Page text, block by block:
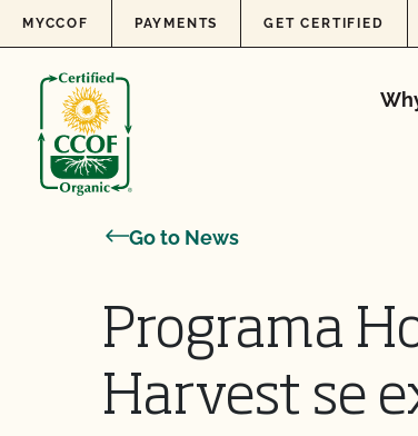
Skip to content
MYCCOF PAYMENTS GET CERTIFIED
Go to News
Programa
Harvest se